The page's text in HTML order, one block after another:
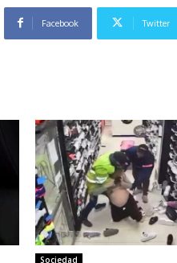
Facebook Twitter
Sociedad